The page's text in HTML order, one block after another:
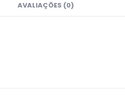
AVALIAÇÕES (0)